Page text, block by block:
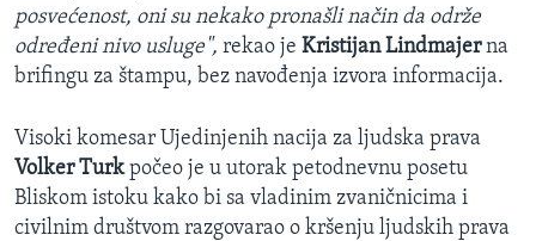
posvećenost, oni su nekako pronašli način da održe
određeni nivo usluge", rekao je Kristijan Lindmajerna
brifingu za štampu, bez navođenja izvora informacija.
Visoki komesar Ujedinjenih nacija za ljudska prava
Volker Turkpočeo je u utorak petodnevnu posetu
Bliskom istoku kako bi sa vladinim zvaničnicima i
civilnim društvom razgovarao o kršenju ljudskih prava